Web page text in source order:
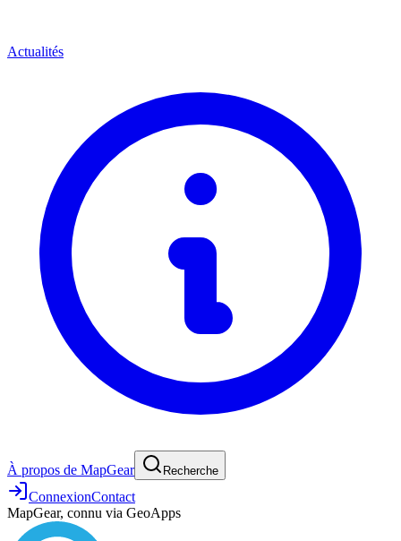
Actualités
À propos de MapGear Recherche
ConnexionContact
MapGear, connu via GeoApps